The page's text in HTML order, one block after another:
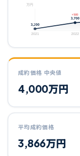
万円
3,200
2021
3,700
+500
2022
成約価格 中央値
4,000万円
平均成約価格
3,866万円